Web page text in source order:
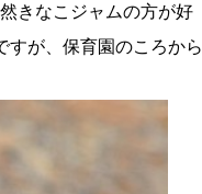
きなこジャムの方が好
すが、保育園のころから